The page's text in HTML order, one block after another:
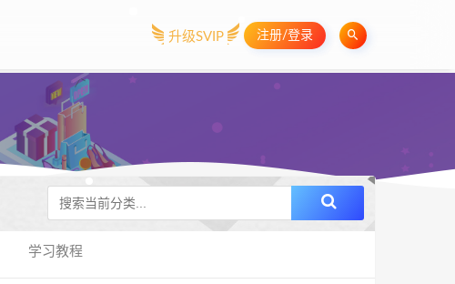
升级SVIP 注册/登录
学习教程